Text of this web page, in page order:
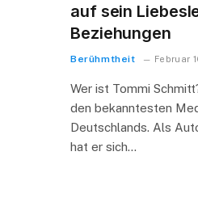
auf sein
Beziehungen
Berühmtheit Februar
Wer ist Tommi
den bekanntesten
Deutschlands. Als
hat er sich…